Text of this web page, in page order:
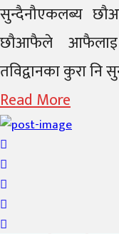
सुन्दैनौएकलब्य
छौआफैले आफैलाइ
तविद्वानका कुरा नि
Read More